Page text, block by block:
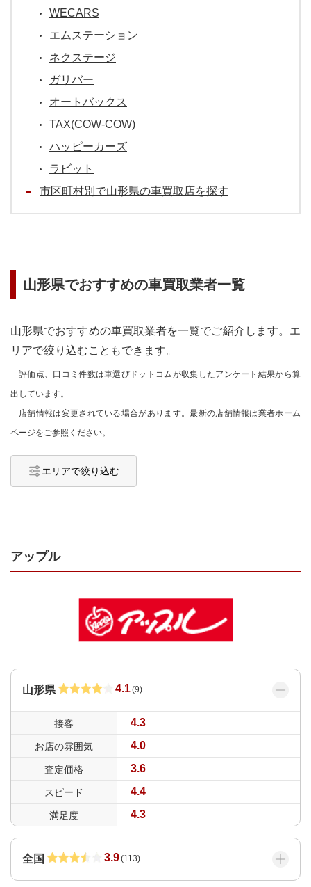
WECARS
エムステーション
ネクステージ
ガリバー
オートバックス
TAX(COW-COW)
ハッピーカーズ
ラビット
市区町村別で山形県の車買取店を探す
山形県でおすすめの車買取業者一覧
山形県でおすすめの車買取業者を一覧でご紹介します。エ
リアで絞り込むこともできます。
評価点、口コミ件数は車選びドットコムが収集したアンケート結果から算
出しています。
店舗情報は変更されている場合があります。最新の店舗情報は業者ホーム
ページをご参照ください。
エリアで絞り込む
アップル
山形県 4.1(9)
接客 4.3
お店の雰囲気 4.0
査定価格 3.6
スピード 4.4
満足度 4.3
全国 3.9(113)